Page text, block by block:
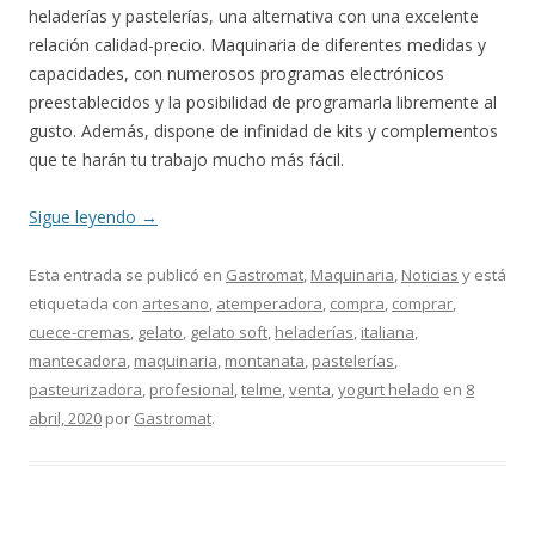
heladerías y pastelerías, una alternativa con una excelente
relación calidad-precio. Maquinaria de diferentes medidas y
capacidades, con numerosos programas electrónicos
preestablecidos y la posibilidad de programarla libremente al
gusto. Además, dispone de infinidad de kits y complementos
que te harán tu trabajo mucho más fácil.
Sigue leyendo →
Esta entrada se publicó en Gastromat Maquinaria Noticias y está
etiquetada con artesano atemperadora compra comprar
cuece-cremas gelato gelato soft heladerías italiana
mantecadora maquinaria montanata pastelerías
pasteurizadora profesional telme venta yogurt helado en 8
abril, 2020 por Gastromat.